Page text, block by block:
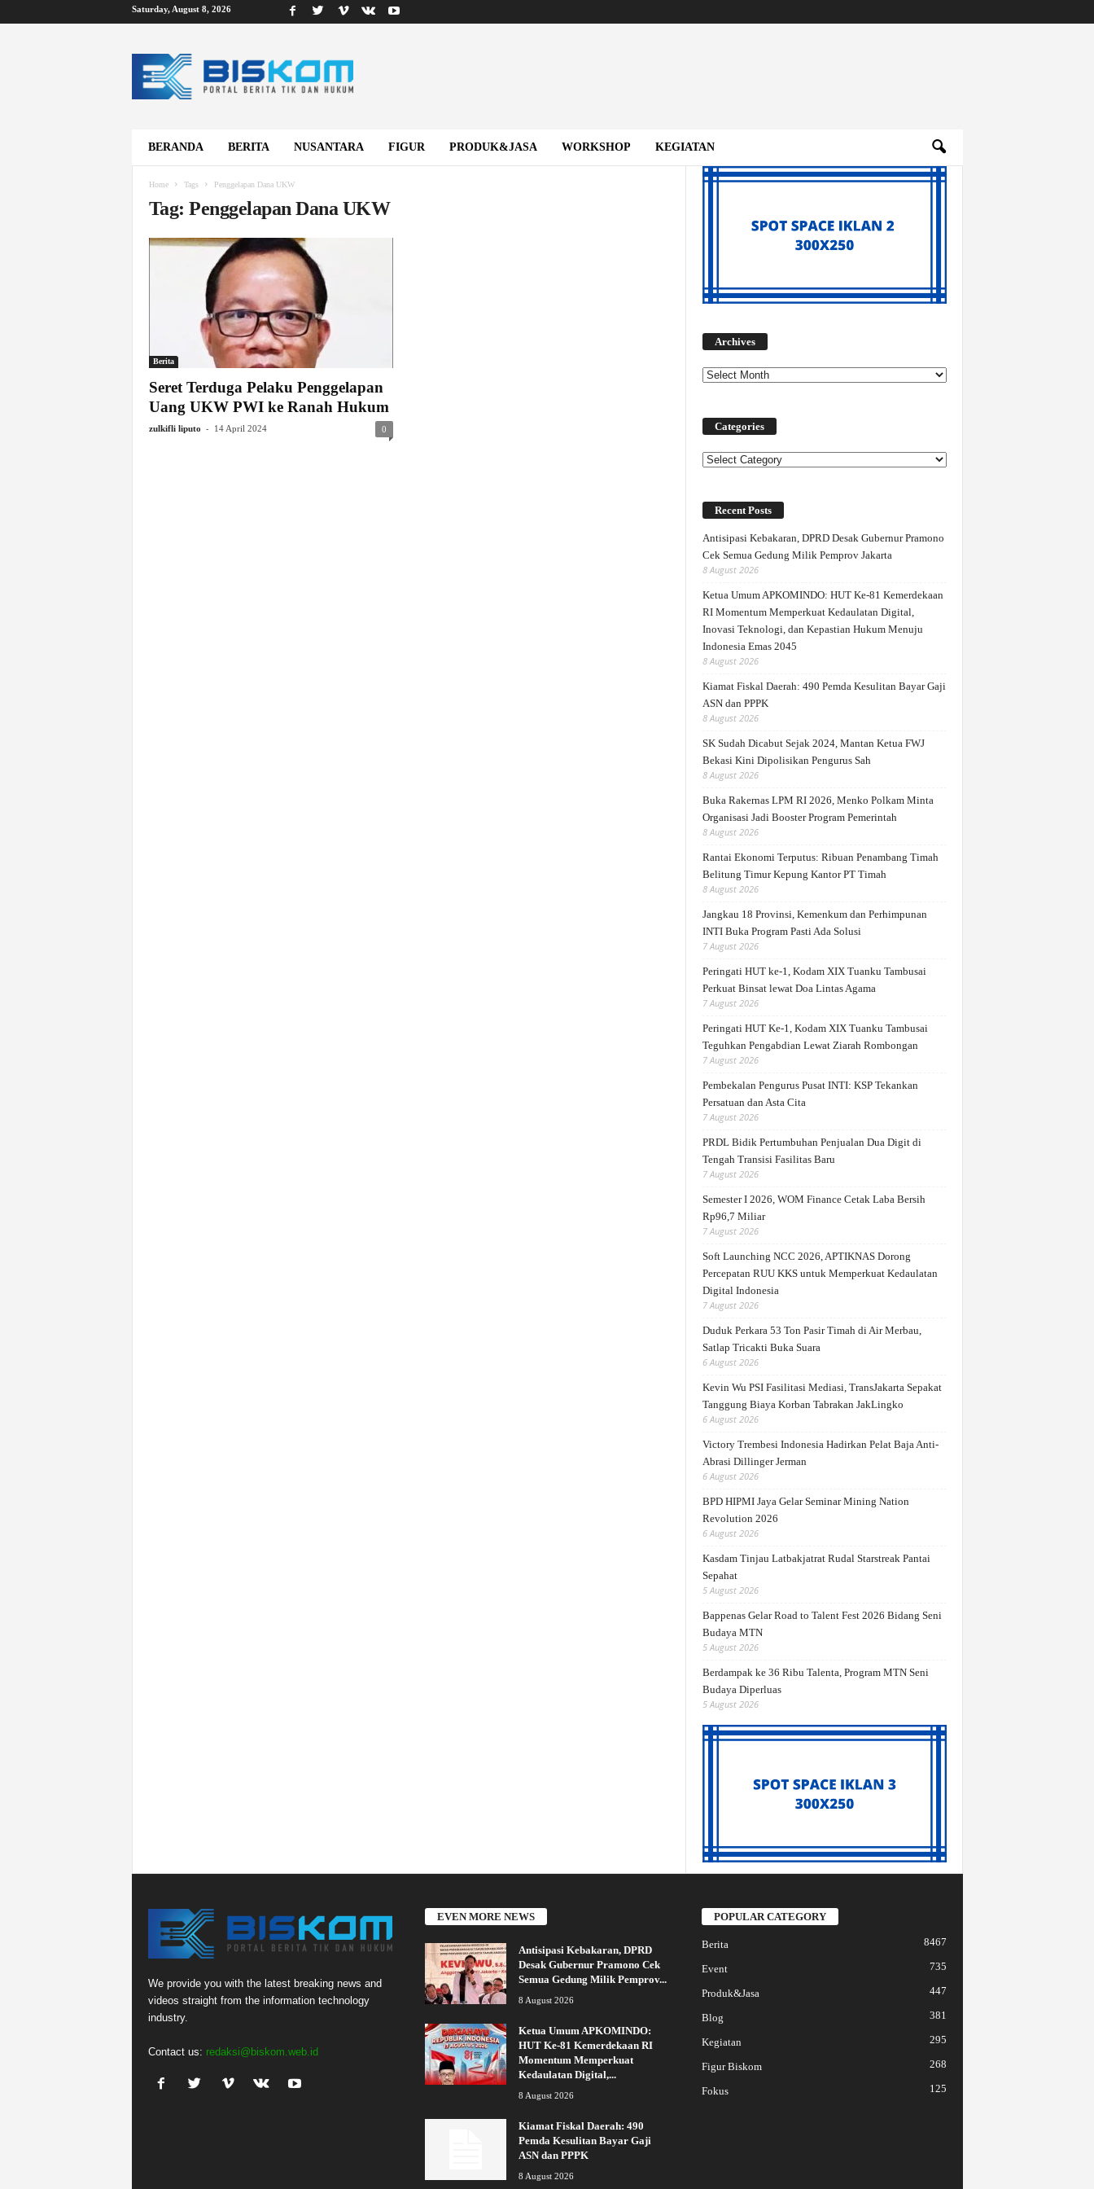
Saturday, August 8, 2026
i
BERANDA
BERITA NUSANTARA FIGUR PRODUK&JASA WORKSHOP KEGIATAN
Home Tags Penggelapan Dana UKW
Tag: Penggelapan Dana UKW
Berita
Seret Terduga Pelaku Penggelapan
Uang UKW PWI ke Ranah Hukum
zulkifli liputo - 14 April 2024 0
Archives
Categories
Categories
Recent Posts
Antisipasi Kebakaran, DPRD Desak Gubernur Pramono
Cek Semua Gedung Milik Pemprov Jakarta
8 August 2026
Ketua Umum APKOMINDO: HUT Ke-81 Kemerdekaan
RI Momentum Memperkuat Kedaulatan Digital,
Inovasi Teknologi, dan Kepastian Hukum Menuju
Indonesia Emas 2045
8 August 2026
Kiamat Fiskal Daerah: 490 Pemda Kesulitan Bayar Gaji
ASN dan PPPK
8 August 2026
SK Sudah Dicabut Sejak 2024, Mantan Ketua FWJ
Bekasi Kini Dipolisikan Pengurus Sah
8 August 2026
Buka Rakernas LPM RI 2026, Menko Polkam Minta
Organisasi Jadi Booster Program Pemerintah
8 August 2026
Rantai Ekonomi Terputus: Ribuan Penambang Timah
Belitung Timur Kepung Kantor PT Timah
8 August 2026
Jangkau 18 Provinsi, Kemenkum dan Perhimpunan
INTI Buka Program Pasti Ada Solusi
7 August 2026
Peringati HUT ke-1, Kodam XIX Tuanku Tambusai
Perkuat Binsat lewat Doa Lintas Agama
7 August 2026
Peringati HUT Ke-1, Kodam XIX Tuanku Tambusai
Teguhkan Pengabdian Lewat Ziarah Rombongan
7 August 2026
Pembekalan Pengurus Pusat INTI: KSP Tekankan
Persatuan dan Asta Cita
7 August 2026
PRDL Bidik Pertumbuhan Penjualan Dua Digit di
Tengah Transisi Fasilitas Baru
7 August 2026
Semester I 2026, WOM Finance Cetak Laba Bersih
Rp96,7 Miliar
7 August 2026
Soft Launching NCC 2026, APTIKNAS Dorong
Percepatan RUU KKS untuk Memperkuat Kedaulatan
Digital Indonesia
7 August 2026
Duduk Perkara 53 Ton Pasir Timah di Air Merbau,
Satlap Tricakti Buka Suara
6 August 2026
Kevin Wu PSI Fasilitasi Mediasi, TransJakarta Sepakat
Tanggung Biaya Korban Tabrakan JakLingko
6 August 2026
Victory Trembesi Indonesia Hadirkan Pelat Baja Anti-
Abrasi Dillinger Jerman
6 August 2026
BPD HIPMI Jaya Gelar Seminar Mining Nation
Revolution 2026
6 August 2026
Kasdam Tinjau Latbakjatrat Rudal Starstreak Pantai
Sepahat
5 August 2026
Bappenas Gelar Road to Talent Fest 2026 Bidang Seni
Budaya MTN
5 August 2026
Berdampak ke 36 Ribu Talenta, Program MTN Seni
Budaya Diperluas
5 August 2026
We provide you with the latest breaking news and
videos straight from the information technology
industry.
Contact us: redaksi@biskom.web.id
EVEN MORE NEWS
Antisipasi Kebakaran, DPRD
Desak Gubernur Pramono Cek
Semua Gedung Milik Pemprov...
8 August 2026
Ketua Umum APKOMINDO:
HUT Ke-81 Kemerdekaan RI
Momentum Memperkuat
Kedaulatan Digital,...
8 August 2026
Kiamat Fiskal Daerah: 490
Pemda Kesulitan Bayar Gaji
ASN dan PPPK
8 August 2026
POPULAR CATEGORY
Berita 8467
Event 735
Produk&Jasa 447
Blog 381
Kegiatan 295
Figur Biskom 268
Fokus 125